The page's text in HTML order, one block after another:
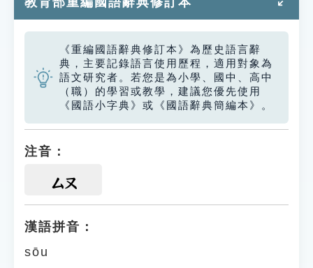
《重編國語辭典修訂本》為歷史語言辭
典，主要記錄語言使用歷程，適用對象為
語文研究者。若您是為小學、國中、高中
（職）的學習或教學，建議您優先使用
《國語小字典》或《國語辭典簡編本》。
注音：
ㄙㄡ
漢語拼音：
sōu